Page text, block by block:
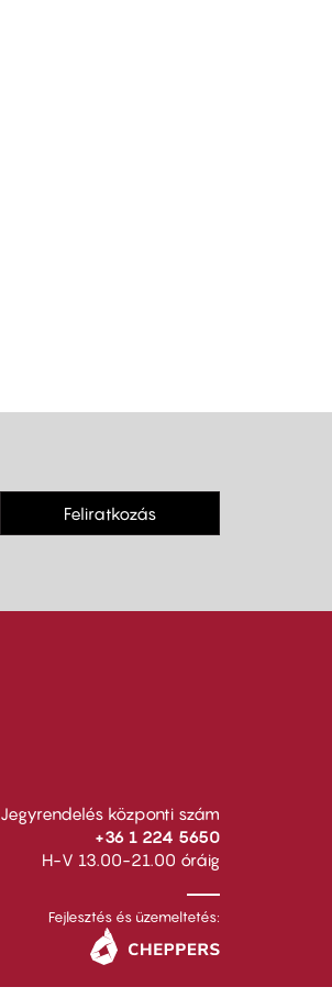
Feliratkozás
Jegyrendelés központi szám
+36 1 224 5650
H-V 13.00-21.00 óráig
Fejlesztés és üzemeltetés: